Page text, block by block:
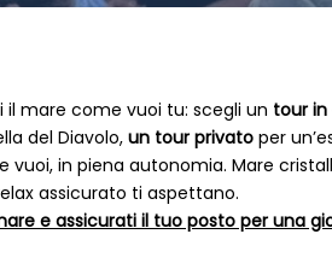
il mare come vuoi tu: scegli un tour
del Diavolo, un tour privato per
vuoi, in piena autonomia. Mare
assicurato ti aspettano.
e assicurati il tuo posto per una